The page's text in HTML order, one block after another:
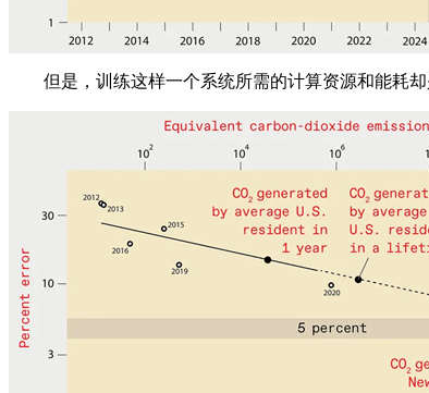
但是，训练这样一个系统所需的计算资源和能耗却